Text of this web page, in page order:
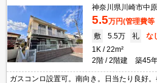
神奈川県川崎市中
5.5万円(管理費等
敷
5.5万 礼
な
1K
22m²
2階
2階建 築45
ガスコンロ設置可。南向き。日当たり良好